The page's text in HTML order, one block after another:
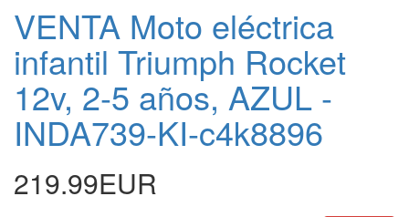
VENTA Moto eléctrica
infantil Triumph Rocket
12v, 2-5 años, AZUL -
INDA739-KI-c4k8896
219.99EUR